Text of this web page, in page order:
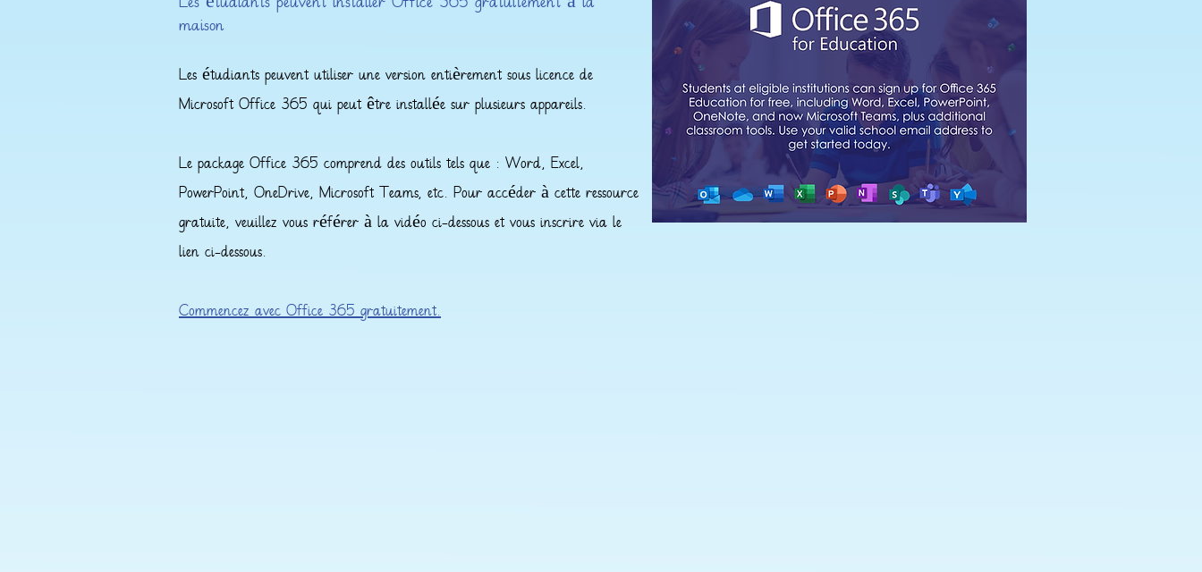
maison
Les étudiants peuvent utiliser une version entièrement sous licence de
Microsoft Office 365 qui peut être installée sur plusieurs appareils.
Le package Office 365 comprend des outils tels que : Word, Excel,
PowerPoint, OneDrive, Microsoft Teams, etc. Pour accéder à cette ressource
gratuite, veuillez vous référer à la vidéo ci-dessous et vous inscrire via le
lien ci-dessous.
Commencez avec Office 365 gratuitement.